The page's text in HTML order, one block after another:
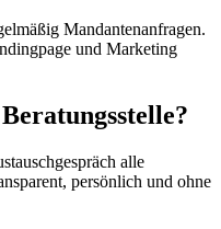
Mandantenanfragen.
und Marketing
alle
persönlich und ohne